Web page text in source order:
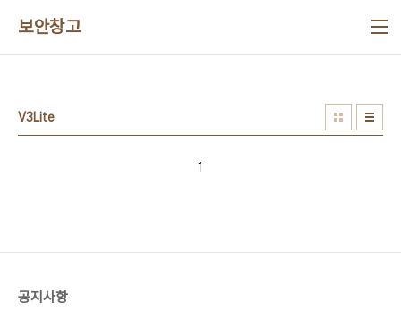
보안창고
V3Lite
1
공지사항